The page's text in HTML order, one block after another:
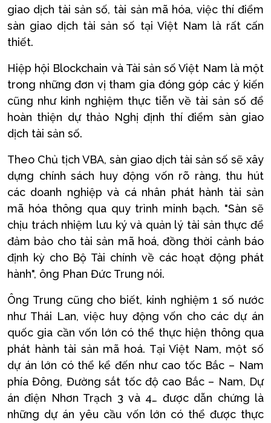
giao dịch tài sản số, tài sản mã hóa, việc thí điểm
sàn giao dịch tài sản số tại Việt Nam là rất cấn
thiết.
Hiệp hội Blockchain và Tài sản số Việt Nam là một
trong những đơn vị tham gia đóng góp các ý kiến
cũng như kinh nghiệm thực tiễn về tài sản số để
hoàn thiện dự thảo Nghị định thí điểm sàn giao
dịch tài sản số.
Theo Chủ tịch VBA, sàn giao dịch tài sản số sẽ xây
dựng chính sách huy động vốn rõ ràng, thu hút
các doanh nghiệp và cá nhân phát hành tài sản
mã hóa thông qua quy trình minh bạch. "Sàn sẽ
chịu trách nhiệm lưu ký và quản lý tài sản thực để
đảm bảo cho tài sản mã hoá, đồng thời cảnh báo
định kỳ cho Bộ Tài chính về các hoạt động phát
hành", ông Phan Đức Trung nói.
Ông Trung cũng cho biết, kinh nghiệm 1 số nước
như Thái Lan, việc huy động vốn cho các dự án
quốc gia cần vốn lớn có thể thực hiện thông qua
phát hành tài sản mã hoá. Tại Việt Nam, một số
dự án lớn có thể kể đến như cao tốc Bắc – Nam
phía Đông, Đường sắt tốc độ cao Bắc – Nam, Dự
án điện Nhơn Trạch 3 và 4… được dẫn chứng là
những dự án yêu cầu vốn lớn có thể được thực